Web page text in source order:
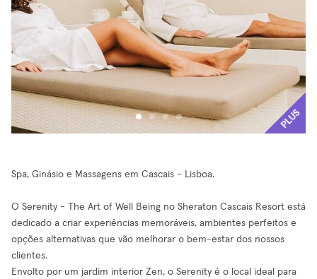
PLUS
Spa, Ginásio e Massagens em Cascais - Lisboa.
O Serenity - The Art of Well Being no Sheraton Cascais Resort está
dedicado a criar experiências memoráveis, ambientes perfeitos e
opções alternativas que vão melhorar o bem-estar dos nossos
clientes.
Envolto por um jardim interior Zen, o Serenity é o local ideal para